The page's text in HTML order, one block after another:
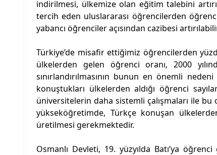
indirilmesi, ülkemize olan eğitim talebini
tercih eden uluslararası öğrencilerden
yabancı öğrenciler açısından cazibesi
Türkiye’de misafir ettiğimiz öğrencilerden
ülkelerden gelen öğrenci oranı, 2000
sınırlandırılmasının bunun en önemli
konuştukları ülkelerden aldığı öğrenci
üniversitelerin daha sistemli çalışmaları ile bu
yükseköğretimde, Türkçe konuşan
üretilmesi gerekmektedir.
Osmanlı Devleti, 19. yüzyılda Batı’ya